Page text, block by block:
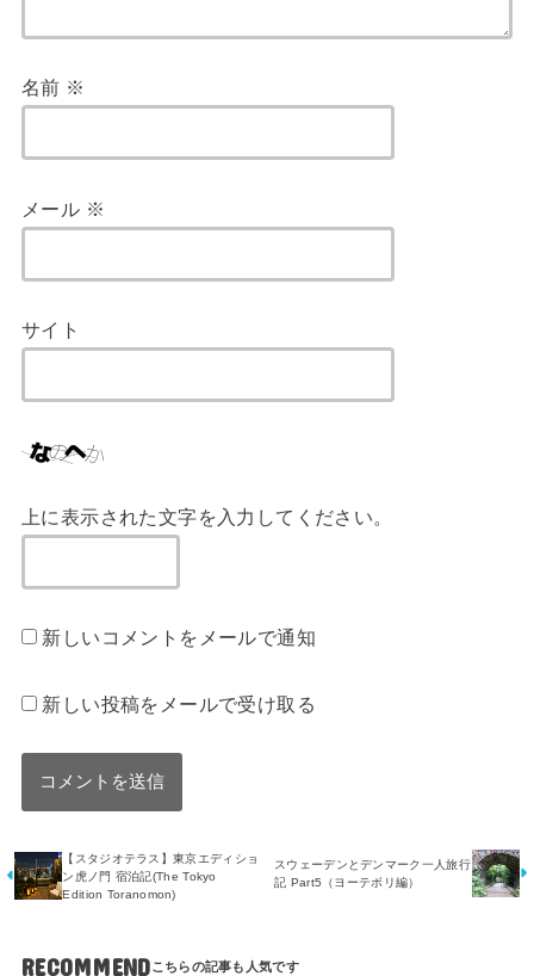
名前 ※
メール ※
サイト
上に表示された文字を入力してください。
新しいコメントをメールで通知
新しい投稿をメールで受け取る
【スタジオテラス】東京エディショ
ン虎ノ門 宿泊記(The Tokyo
Edition Toranomon)
スウェーデンとデンマーク一人旅行
記 Part5（ヨーテボリ編）
RECOMMEND